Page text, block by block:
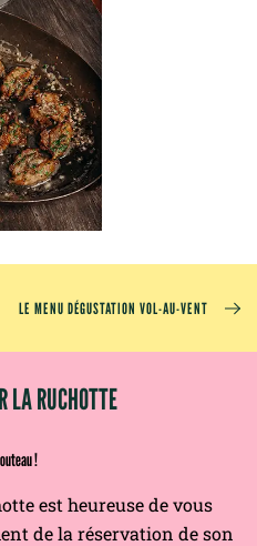
LE MENU DÉGUSTATION VOL-AU-VENT
LA RUCHOTTE
!
est heureuse de vous
de la réservation de son